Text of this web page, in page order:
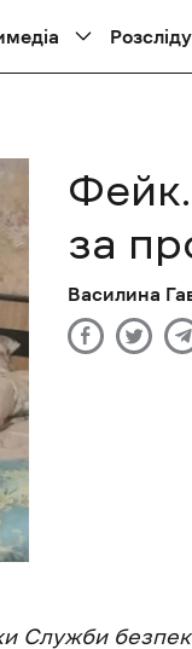
за
Василина
Служби